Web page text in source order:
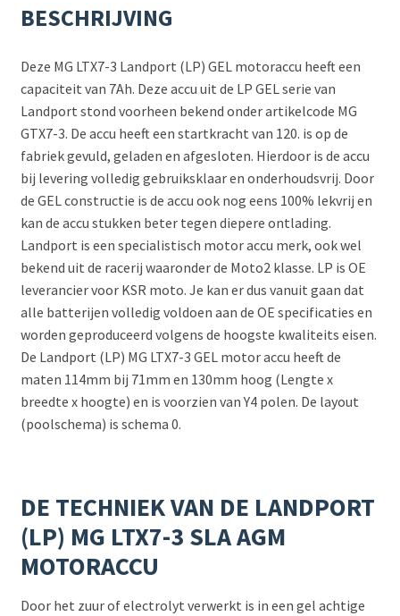
BESCHRIJVING
Deze MG LTX7-3 Landport (LP) GEL motoraccu heeft een
capaciteit van 7Ah. Deze accu uit de LP GEL serie van
Landport stond voorheen bekend onder artikelcode MG
GTX7-3. De accu heeft een startkracht van 120. is op de
fabriek gevuld, geladen en afgesloten. Hierdoor is de accu
bij levering volledig gebruiksklaar en onderhoudsvrij. Door
de GEL constructie is de accu ook nog eens 100% lekvrij en
kan de accu stukken beter tegen diepere ontlading.
Landport is een specialistisch motor accu merk, ook wel
bekend uit de racerij waaronder de Moto2 klasse. LP is OE
leverancier voor KSR moto. Je kan er dus vanuit gaan dat
alle batterijen volledig voldoen aan de OE specificaties en
worden geproduceerd volgens de hoogste kwaliteits eisen.
De Landport (LP) MG LTX7-3 GEL motor accu heeft de
maten 114mm bij 71mm en 130mm hoog (Lengte x
breedte x hoogte) en is voorzien van Y4 polen. De layout
(poolschema) is schema 0.
DE TECHNIEK VAN DE LANDPORT
(LP) MG LTX7-3 SLA AGM
MOTORACCU
Door het zuur of electrolyt verwerkt is in een gel achtige